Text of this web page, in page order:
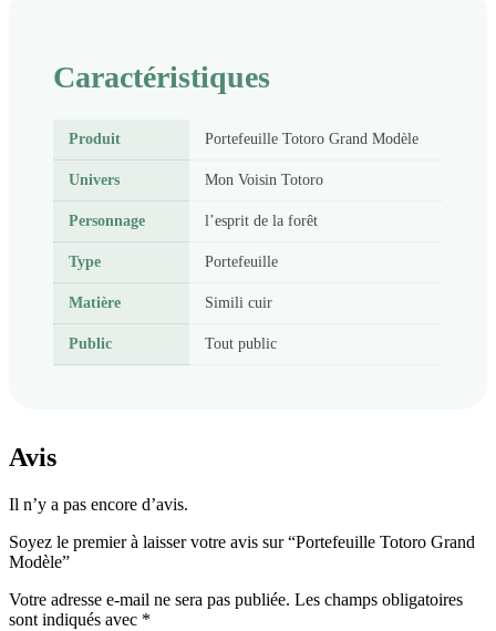
Caractéristiques
Produit Portefeuille Totoro Grand Modèle
Univers Mon Voisin Totoro
Personnage l’esprit de la forêt
Type Portefeuille
Matière Simili cuir
Public Tout public
Avis
Il n’y a pas encore d’avis.
Soyez le premier à laisser votre avis sur “Portefeuille Totoro Grand
Modèle”
Votre adresse e-mail ne sera pas publiée. Les champs obligatoires
sont indiqués avec *